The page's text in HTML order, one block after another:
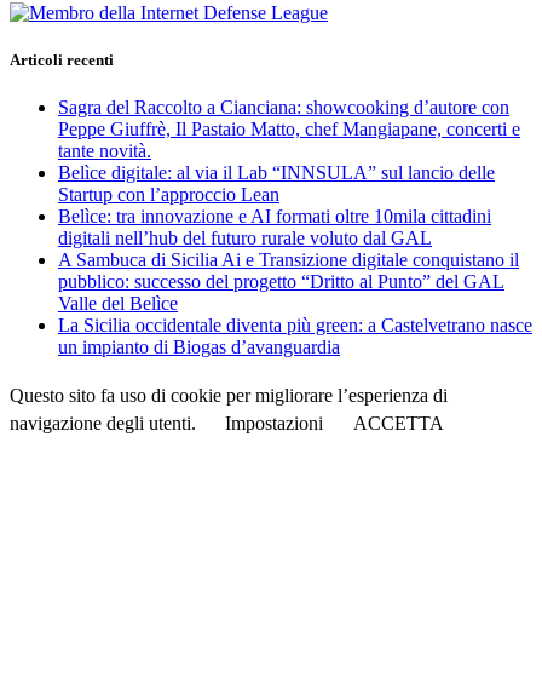
Articoli recenti
Sagra del Raccolto a Cianciana: showcooking d’autore con
Peppe Giuffrè, Il Pastaio Matto, chef Mangiapane, concerti e
tante novità.
Belìce digitale: al via il Lab “INNSULA” sul lancio delle
Startup con l’approccio Lean
Belìce: tra innovazione e AI formati oltre 10mila cittadini
digitali nell’hub del futuro rurale voluto dal GAL
A Sambuca di Sicilia Ai e Transizione digitale conquistano il
pubblico: successo del progetto “Dritto al Punto” del GAL
Valle del Belìce
La Sicilia occidentale diventa più green: a Castelvetrano nasce
un impianto di Biogas d’avanguardia
Questo sito fa uso di cookie per migliorare l’esperienza di
navigazione degli utenti.
Impostazioni ACCETTA